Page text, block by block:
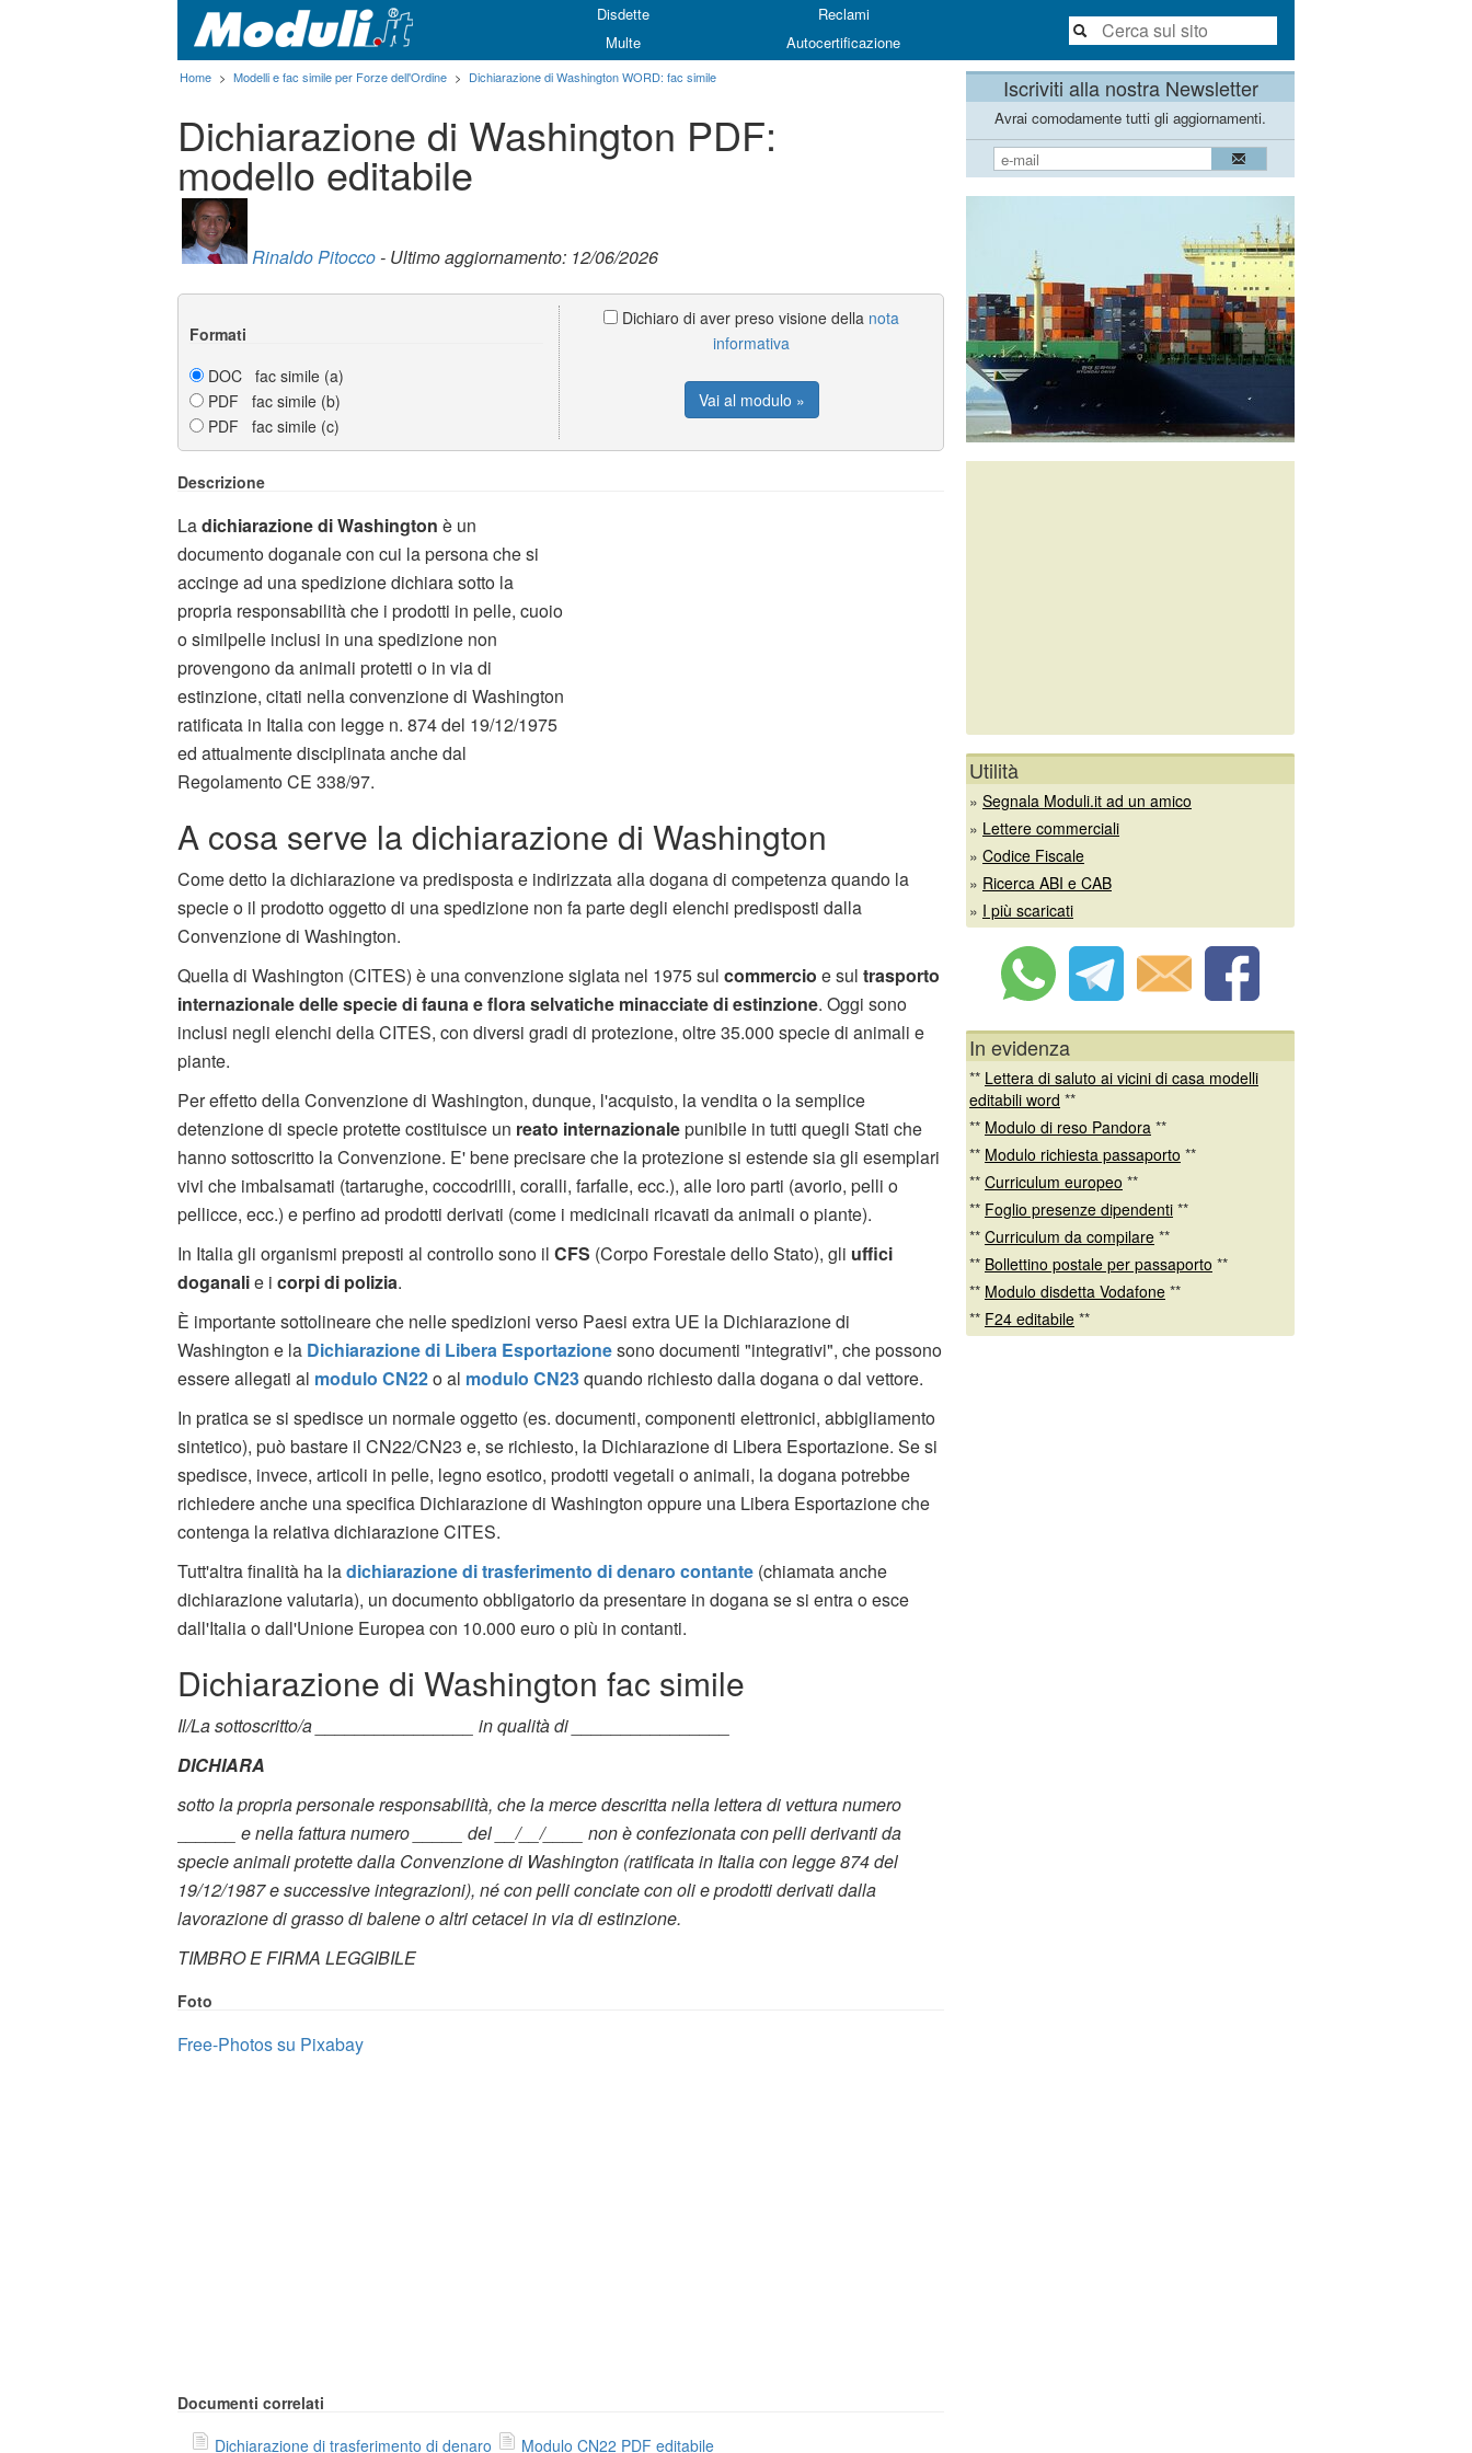
Disdette
Reclami
Multe
Autocertificazione
Home > Modelli e fac simile per Forze dell'Ordine > Dichiarazione di Washington WORD: fac simile
Dichiarazione di Washington PDF:
modello editabile
Rinaldo Pitocco- Ultimo aggiornamento: 12/06/2026
Formati
DOC fac simile (a)
PDF fac simile (b)
PDF fac simile (c)
Dichiaro di aver preso visione della nota
informativa
Vai al modulo »
Descrizione
Ladichiarazione di Washington è un
documento doganale con cui la persona che si
accinge ad una spedizione dichiara sotto la
propria responsabilità che i prodotti in pelle, cuoio
o similpelle inclusi in una spedizione non
provengono da animali protetti o in via di
estinzione, citati nella convenzione di Washington
ratificata in Italia con legge n. 874 del 19/12/1975
ed attualmente disciplinata anche dal
Regolamento CE 338/97.
A cosa serve la dichiarazione di Washington
Come detto la dichiarazione va predisposta e indirizzata alla dogana di competenza quando la
specie o il prodotto oggetto di una spedizione non fa parte degli elenchi predisposti dalla
Convenzione di Washington.
Quella di Washington (CITES) è una convenzione siglata nel 1975 sul commercio e sul trasporto
internazionale delle specie di fauna e flora selvatiche minacciate di estinzione. Oggi sono
inclusi negli elenchi della CITES, con diversi gradi di protezione, oltre 35.000 specie di animali e
piante.
Per effetto della Convenzione di Washington, dunque, l'acquisto, la vendita o la semplice
detenzione di specie protette costituisce un reato internazionalepunibile in tutti quegli Stati che
hanno sottoscritto la Convenzione. E' bene precisare che la protezione si estende sia gli esemplari
vivi che imbalsamati (tartarughe, coccodrilli, coralli, farfalle, ecc.), alle loro parti (avorio, pelli o
pellicce, ecc.) e perfino ad prodotti derivati (come i medicinali ricavati da animali o piante).
In Italia gli organismi preposti al controllo sono il CFS (Corpo Forestale dello Stato), gli uffici
doganalie i corpi di polizia.
È importante sottolineare che nelle spedizioni verso Paesi extra UE la Dichiarazione di
Washington e la Dichiarazione di Libera Esportazionesono documenti "integrativi", che possono
essere allegati al modulo CN22o al modulo CN23quando richiesto dalla dogana o dal vettore.
In pratica se si spedisce un normale oggetto (es. documenti, componenti elettronici, abbigliamento
sintetico), può bastare il CN22/CN23 e, se richiesto, la Dichiarazione di Libera Esportazione. Se si
spedisce, invece, articoli in pelle, legno esotico, prodotti vegetali o animali, la dogana potrebbe
richiedere anche una specifica Dichiarazione di Washington oppure una Libera Esportazione che
contenga la relativa dichiarazione CITES.
Tutt'altra finalità ha ladichiarazione di trasferimento di denaro contante (chiamata anche
dichiarazione valutaria), un documento obbligatorio da presentare in dogana se si entra o esce
dall'Italia o dall'Unione Europea con 10.000 euro o più in contanti.
Dichiarazione di Washington fac simile
Il/La sottoscritto/a ________________ in qualità di ________________
DICHIARA
sotto la propria personale responsabilità, che la merce descritta nella lettera di vettura numero
______ e nella fattura numero _____ del __/__/____ non è confezionata con pelli derivanti da
specie animali protette dalla Convenzione di Washington (ratificata in Italia con legge 874 del
19/12/1987 e successive integrazioni), né con pelli conciate con oli e prodotti derivati dalla
lavorazione di grasso di balene o altri cetacei in via di estinzione.
TIMBRO E FIRMA LEGGIBILE
Foto
Free-Photos su Pixabay
Documenti correlati
Dichiarazione di trasferimento di denaro
Modulo CN22 PDF editabile
Iscriviti alla nostra Newsletter
Avrai comodamente tutti gli aggiornamenti.
Utilità
» Segnala Moduli.it ad un amico
» Lettere commerciali
» Codice Fiscale
» Ricerca ABI e CAB
» I più scaricati
In evidenza
** Lettera di saluto ai vicini di casa modelli
editabili word **
** Modulo di reso Pandora **
** Modulo richiesta passaporto **
** Curriculum europeo **
** Foglio presenze dipendenti **
** Curriculum da compilare **
** Bollettino postale per passaporto **
** Modulo disdetta Vodafone **
** F24 editabile **